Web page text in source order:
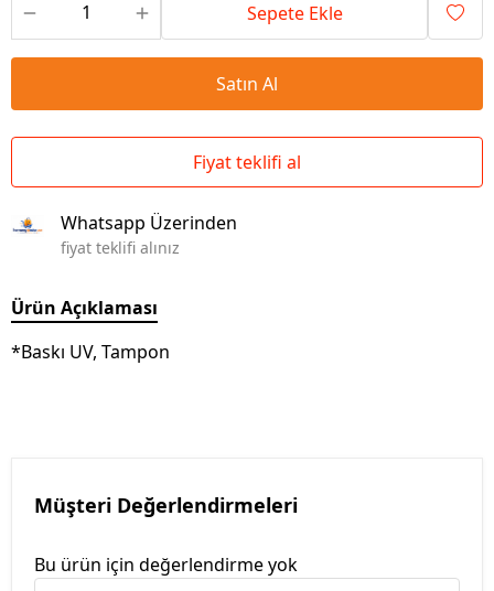
Sepete Ekle
Satın Al
Fiyat teklifi al
Whatsapp Üzerinden
fiyat teklifi alınız
Ürün Açıklaması
*Baskı UV, Tampon
Müşteri Değerlendirmeleri
Bu ürün için değerlendirme yok